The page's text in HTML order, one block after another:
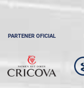
PARTENER OFICIAL